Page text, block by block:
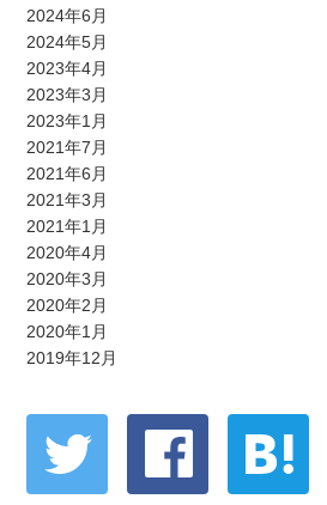
2024年6月
2024年5月
2023年4月
2023年3月
2023年1月
2021年7月
2021年6月
2021年3月
2021年1月
2020年4月
2020年3月
2020年2月
2020年1月
2019年12月